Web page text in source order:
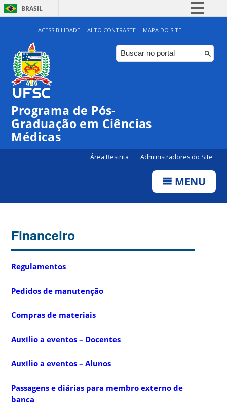
BRASIL
Simplifique!
Comunica BR
Participe
ACESSIBILIDADE ALTO CONTRASTE MAPA DO SITE
Programa de Pós-
Graduação em Ciências
Médicas
Área Restrita Administradores do Site
MENU
Financeiro
Regulamentos
Pedidos de manutenção
Compras de materiais
Auxílio a eventos – Docentes
Auxílio a eventos – Alunos
Passagens e diárias para membro externo de
banca